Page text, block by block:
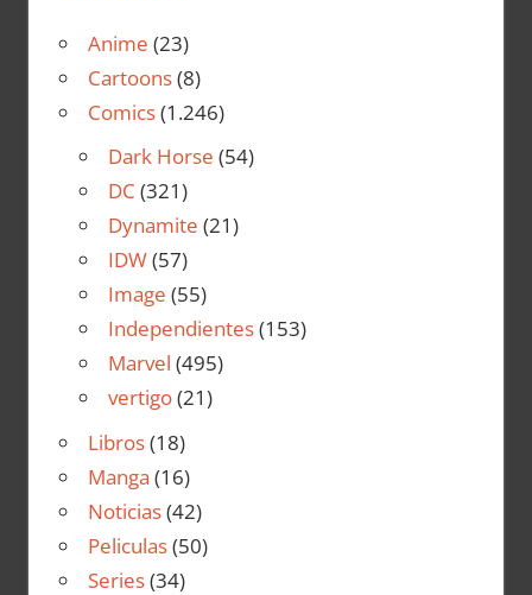
Anime (23)
Cartoons(8)
Comics(1.246)
Dark Horse (54)
DC (321)
Dynamite (21)
IDW(57)
Image (55)
Independientes(153)
Marvel (495)
vertigo(21)
Libros(18)
Manga (16)
Noticias(42)
Peliculas(50)
Series(34)